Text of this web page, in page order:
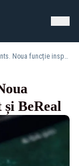
Instagram a lansat Instants. Noua funcție inspirată de Snapchat și BeReal
BeReal